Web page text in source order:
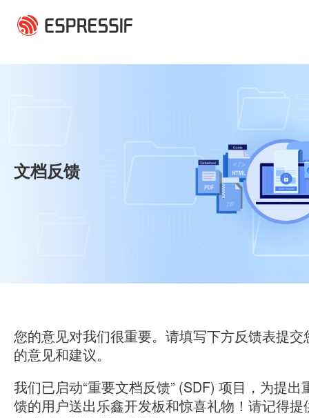
文档反馈
您的意见对我们很重要。请填写下方反馈表提交
的意见和建议。
我们已启动“重要文档反馈” (SDF) 项目，为提出
馈的用户送出乐鑫开发板和惊喜礼物！请记得提